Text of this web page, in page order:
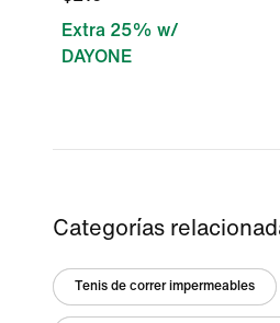
Extra 25% w/
DAYONE
Categorías
Tenis de correr impermeables